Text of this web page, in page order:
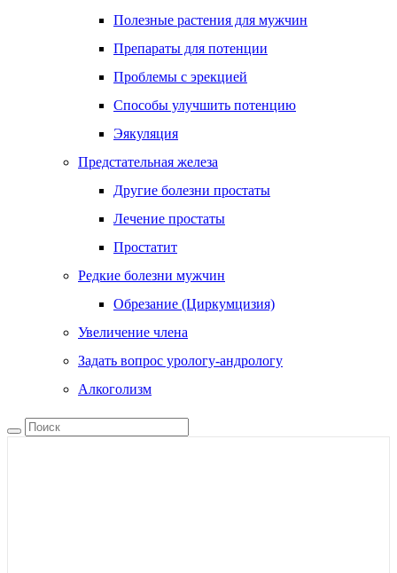
Полезные растения для мужчин
Препараты для потенции
Проблемы с эрекцией
Способы улучшить потенцию
Эякуляция
Предстательная железа
Другие болезни простаты
Лечение простаты
Простатит
Редкие болезни мужчин
Обрезание (Циркумцизия)
Увеличение члена
Задать вопрос урологу-андрологу
Алкоголизм